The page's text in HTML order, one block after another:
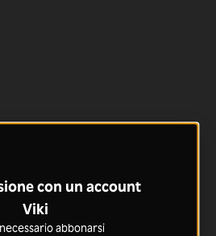
con un account
Viki
abbonarsi